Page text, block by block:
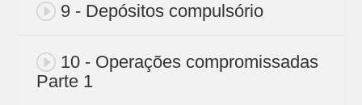
9 - Depósitos compulsório
10 - Operações compromissadas
Parte 1